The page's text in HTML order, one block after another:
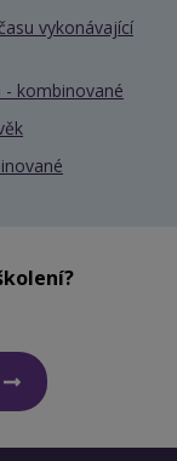
vykonávající
- kombinované